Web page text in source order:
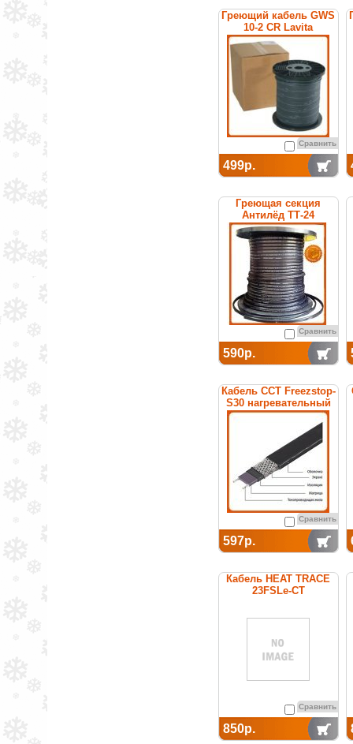
Греющий кабель GWS
10-2 CR Lavita
Сравнить
499р.
Греющая секция
Антилёд ТТ-24
саморегулируемая
Сравнить
590р.
Кабель ССТ Freezstop-
S30 нагревательный
саморегулирующийся
Сравнить
597р.
Кабель HEAT TRACE
23FSLe-CT
Сравнить
850р.